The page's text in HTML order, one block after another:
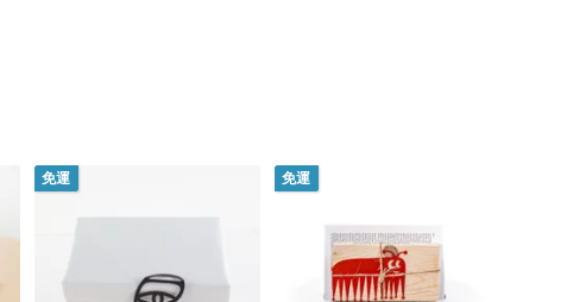
免運 免運